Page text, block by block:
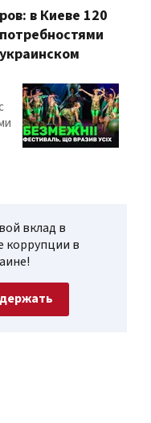
в Киеве 120
вклад в
коррупции в